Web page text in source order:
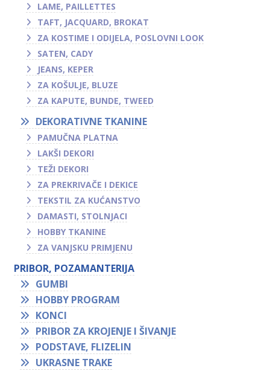
LAME, PAILLETTES
TAFT, JACQUARD, BROKAT
ZA KOSTIME I ODIJELA, POSLOVNI LOOK
SATEN, CADY
JEANS, KEPER
ZA KOŠULJE, BLUZE
ZA KAPUTE, BUNDE, TWEED
DEKORATIVNE TKANINE
PAMUČNA PLATNA
LAKŠI DEKORI
TEŽI DEKORI
ZA PREKRIVAČE I DEKICE
TEKSTIL ZA KUĆANSTVO
DAMASTI, STOLNJACI
HOBBY TKANINE
ZA VANJSKU PRIMJENU
PRIBOR, POZAMANTERIJA
GUMBI
HOBBY PROGRAM
KONCI
PRIBOR ZA KROJENJE I ŠIVANJE
PODSTAVE, FLIZELIN
UKRASNE TRAKE